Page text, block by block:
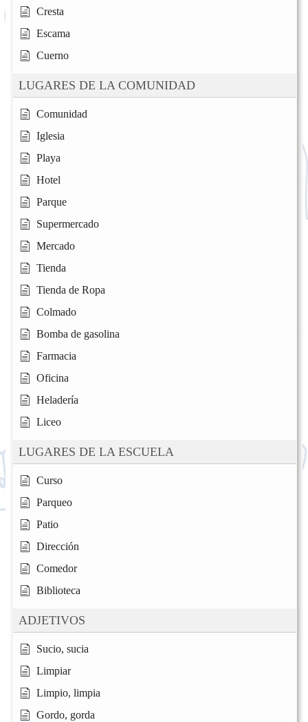
Cresta
Escama
Cuerno
LUGARES DE LA COMUNIDAD
Comunidad
Iglesia
Playa
Hotel
Parque
Supermercado
Mercado
Tienda
Tienda de Ropa
Colmado
Bomba de gasolina
Farmacia
Oficina
Heladería
Liceo
LUGARES DE LA ESCUELA
Curso
Parqueo
Patio
Dirección
Comedor
Biblioteca
ADJETIVOS
Sucio, sucia
Limpiar
Limpio, limpia
Gordo, gorda